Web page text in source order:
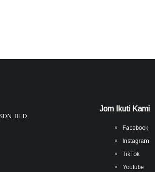
BHD.
Jom Ikuti Kami
Facebook
Instagram
TikTok
Youtube